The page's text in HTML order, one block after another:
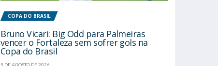
COPA DO BRASIL
Bruno Vicari: Big Odd para Palmeiras
vencer o Fortaleza sem sofrer gols na
Copa do Brasil
5 DE AGOSTO DE 2026